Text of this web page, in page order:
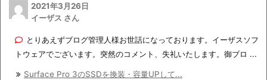
2021年3月26日
イーザス さん
とりあえずブログ管理人様お世話になっております。イーザスソフ
トウェアでございます。突然のコメント、失礼いたします。御ブロ ...
Surface Pro 3のSSDを換装・容量UPして...